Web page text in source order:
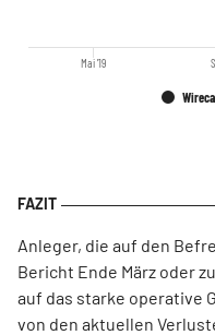
Mai '19
Anleger, die auf den
Bericht Ende März oder
auf das starke operative
von den aktuellen